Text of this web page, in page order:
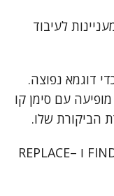
לעיבוד
דוגמא נפוצה.
עם סימן קו
הביקורת שלו.
נראה כאן כיצד באמצעות הפונקציות FIND ו –REPLACE